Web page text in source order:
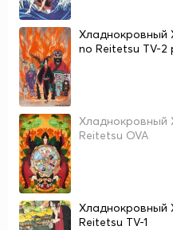
Хладнокровный
no Reitetsu TV-2
Хладнокровный
Reitetsu OVA
Хладнокровный
Reitetsu TV-1